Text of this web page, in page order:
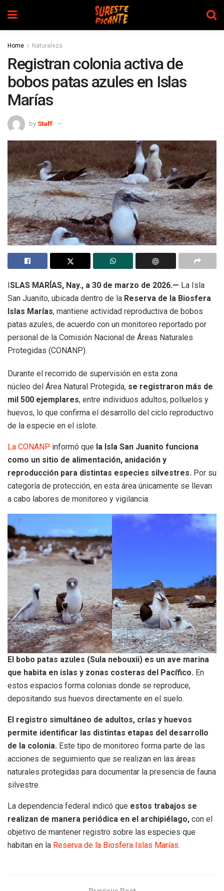
Home Naturaleza
Registran colonia activa de
bobos patas azules en Islas
Marías
by Staff
ISLAS MARÍAS, Nay., a 30 de marzo de 2026.— La Isla
San Juanito, ubicada dentro de la Reserva de la Biosfera
Islas Marías, mantiene actividad reproductiva de bobos
patas azules, de acuerdo con un monitoreo reportado por
personal de la Comisión Nacional de Áreas Naturales
Protegidas (CONANP).
Durante el recorrido de supervisión en esta zona
núcleo del Área Natural Protegida, se registraron más de
mil 500 ejemplares, entre individuos adultos, polluelos y
huevos, lo que confirma el desarrollo del ciclo reproductivo
de la especie en el islote.
La CONANP informó que la Isla San Juanito funciona
como un sitio de alimentación, anidación y
reproducción para distintas especies silvestres. Por su
categoría de protección, en esta área únicamente se llevan
a cabo labores de monitoreo y vigilancia.
El bobo patas azules (Sula nebouxii) es un ave marina
que habita en islas y zonas costeras del Pacífico. En
estos espacios forma colonias donde se reproduce,
depositando sus huevos directamente en el suelo.
El registro simultáneo de adultos, crías y huevos
permite identificar las distintas etapas del desarrollo
de la colonia. Este tipo de monitoreo forma parte de las
acciones de seguimiento que se realizan en las áreas
naturales protegidas para documentar la presencia de fauna
silvestre.
La dependencia federal indicó que estos trabajos se
realizan de manera periódica en el archipiélago, con el
objetivo de mantener registro sobre las especies que
habitan en la Reserva de la Biosfera Islas Marías.